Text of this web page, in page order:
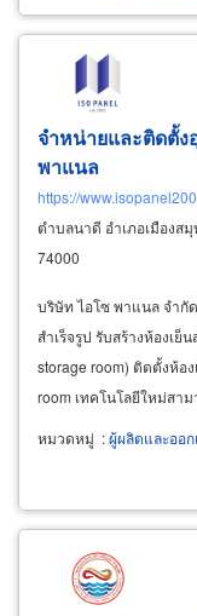
จำหน่ายและติดตั้ง
พาแนล
https://
ตำบลนาดี อำเภอเมืองส
74000
บริษัท ไอโซ พาแนล จำกั
สำเร็จรูป รับสร้างห้องเย็
storage room) ติดตั้งห้อง
room เทคโนโลยีใหม่สา
-40°c ถึง +25°c มีระบบ
defrost on demand ตัด
หมวดหมู่ :ผู้ผลิตและออ